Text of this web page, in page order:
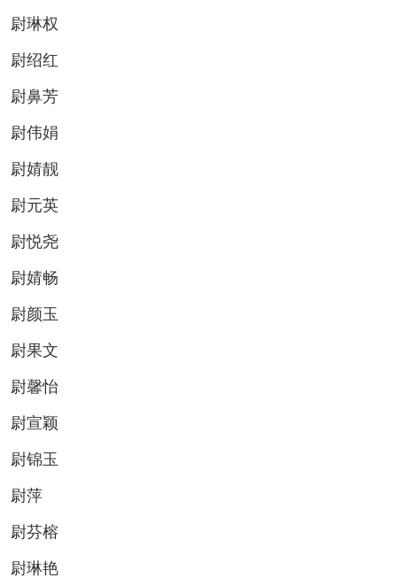
尉琳权
尉绍红
尉鼻芳
尉伟娟
尉婧靓
尉元英
尉悦尧
尉婧畅
尉颜玉
尉果文
尉馨怡
尉宣颖
尉锦玉
尉萍
尉芬榕
尉琳艳